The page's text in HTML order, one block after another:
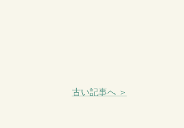
古い記事へ ＞